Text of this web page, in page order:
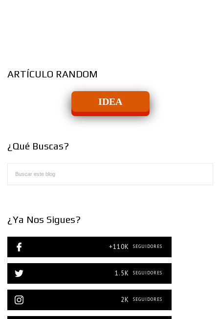
ARTÍCULO RANDOM
IDEA
¿Qué Buscas?
¿Ya Nos Sigues?
+110K SEGUIDORES
1.5K SEGUIDORES
2K SEGUIDORES